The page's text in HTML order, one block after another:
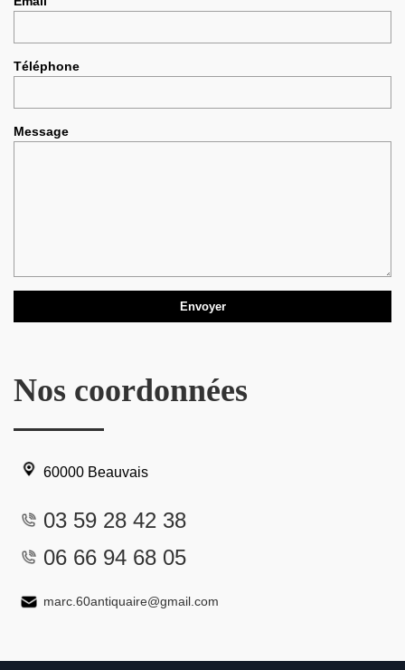
Téléphone
Message
Nos coordonnées
60000 Beauvais
03 59 28 42 38
06 66 94 68 05
marc.60antiquaire@gmail.com